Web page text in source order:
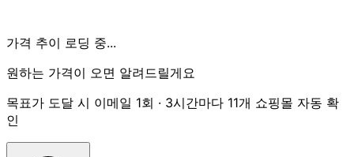
가격 추이 로딩 중...
원하는 가격이 오면 알려드릴게요
목표가 도달 시 이메일 1회 · 3시간마다 11개 쇼핑몰 자동 확
인